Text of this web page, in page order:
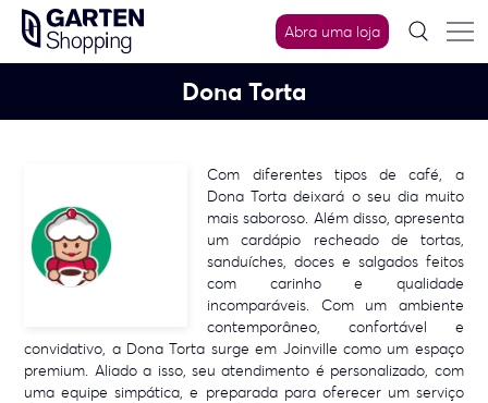
Skip
content
Abra uma loja
Dona Torta
Com diferentes tipos de café, a
Dona Torta deixará o seu dia muito
mais saboroso. Além disso, apresenta
um cardápio recheado de tortas,
sanduíches, doces e salgados feitos
com carinho e qualidade
incomparáveis. Com um ambiente
contemporâneo, confortável e
convidativo, a Dona Torta surge em Joinville como um espaço
premium. Aliado a isso, seu atendimento é personalizado, com
uma equipe simpática, e preparada para oferecer um serviço